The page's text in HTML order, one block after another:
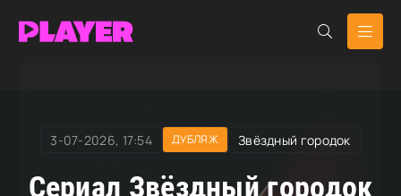
» Звёздный городок
3-07-2026, 17:54 ДУБЛЯЖ Звёздный городок
Сериал Звёздный городок